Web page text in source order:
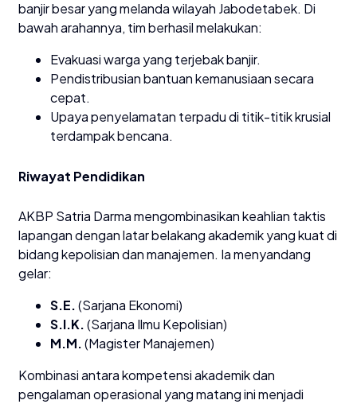
banjir besar yang melanda wilayah Jabodetabek. Di
bawah arahannya, tim berhasil melakukan:
​Evakuasi warga yang terjebak banjir.
​Pendistribusian bantuan kemanusiaan secara
cepat.
​Upaya penyelamatan terpadu di titik-titik krusial
terdampak bencana.
​Riwayat Pendidikan
​AKBP Satria Darma mengombinasikan keahlian taktis
lapangan dengan latar belakang akademik yang kuat di
bidang kepolisian dan manajemen. Ia menyandang
gelar:
S.E.(Sarjana Ekonomi)
S.I.K.(Sarjana Ilmu Kepolisian)
M.M.(Magister Manajemen)
​Kombinasi antara kompetensi akademik dan
pengalaman operasional yang matang ini menjadi